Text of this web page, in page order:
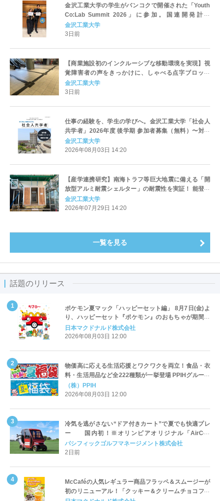
金沢工業大学の学生がバンコクで開催された「Youth
Co:Lab Summit 2026」に参加。国連開発計画
（UNDP）とCiti Foundation主催のイベントで
金沢工業大学
3日前
【商業施設初のインクルーシブな移動環境を実現】視
覚障害者の声をきっかけに、しゃべる点字ブロック
「コード化点字ブロック」を東京・錦糸町の商業ビル
「楽天地ビル」地下フロア～地上2階で敷設。8月8日
金沢工業大学
3日前
仕事の経験を、学生の学びへ。金沢工業大学「社会人
共学者」2026年度 後学期 参加者募集（無料）〜対面
で学生と議論し、実務の視点を授業へ〜（一部科目は
オンライン参加可）
金沢工業大学
2026年08月03日 14:20
【産学連携研究】南海トラフ等巨大地震に備える「開
放型アルミ耐震シェルター」の耐震性を実証！ 能登半
島・熊本・阪神・東日本級の巨大地震に対応 。〜株式
会社堤サッシュ工業が開発〜
金沢工業大学
2026年07月29日 14:20
一覧を見る
話題のリリース
ポケモン夏マック「ハッピーセット編」 8月7日(金)よ
り、ハッピーセット『ポケモン』のおもちゃが期間限
定登場
日本マクドナルド株式会社
2026年08月03日 12:00
物価高に応える生活応援とワクワクを両立！食品・衣
料・生活用品など全222種類が一挙登場 PPIHグループ
「夏福袋」＆セール 8月6日(木)より順次スタート
（株）PPIH
2026年08月03日 12:00
冷気を逃がさない“ドア付きカート”で夏でも快適プレ
ー 国内初！※オリンピアオリジナル「AirCon
Cart（エアコンカート）」導入 | ＰＧＭ
パシフィックゴルフマネージメント株式会社
2日前
McCaféの人気レギュラー商品フラッペ＆スムージーが
初のリニューアル！「クッキー＆クリームチョコフラ